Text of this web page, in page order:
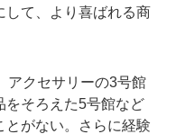
して、より喜ばれる商
アクセサリーの3号館
をそろえた5号館など
とがない。さらに経験